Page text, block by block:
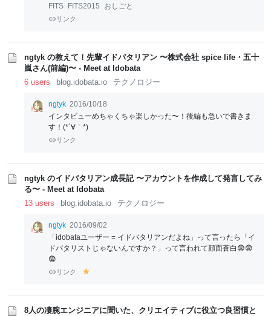
FITS
FITS2015 おしごと
リンク
ngtyk の教えて！先輩イドバタリアン 〜株式会社 spice life・五十
嵐さん(前編)〜 - Meet at Idobata
6 users
blog.idobata.io テクノロジー
ngtyk 2016/10/18
インタビューめちゃくちゃ楽しかった〜！後編も急いで書きま
す！(*´∀｀*)
リンク
ngtyk のイドバタリアン成長記 〜アカウントを作成して発言してみ
る〜 - Meet at Idobata
13 users
blog.idobata.io テクノロジー
ngtyk 2016/09/02
「idobataユーザー = イドバタリアンだよね」って言ったら「イ
ドバタリストじゃないんですか？」って言われて顔面蒼白😨😨
😨
リンク
lo
w
8人の凄腕エンジニアに聞いた、クリエイティブに役立つ良習慣と